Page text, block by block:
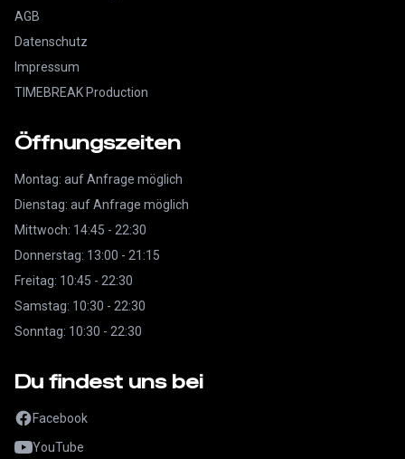
AGB
Datenschutz
Impressum
TIMEBREAK Production
Öffnungszeiten
Montag: auf Anfrage möglich
Dienstag: auf Anfrage möglich
Mittwoch: 14:45 - 22:30
Donnerstag: 13:00 - 21:15
Freitag: 10:45 - 22:30
Samstag: 10:30 - 22:30
Sonntag: 10:30 - 22:30
Du findest uns bei
Facebook
YouTube